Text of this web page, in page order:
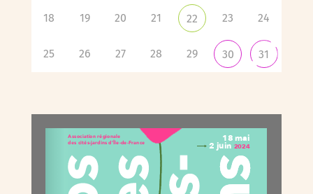
18 19 20 21 22 23 24
25 26 27 28 29 30 31